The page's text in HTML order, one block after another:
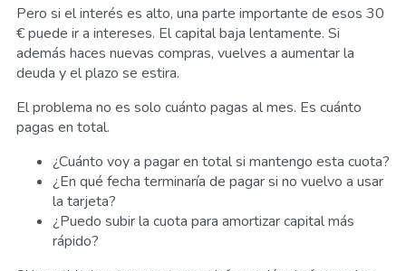
Pero si el interés es alto, una parte importante de esos 30
€ puede ir a intereses. El capital baja lentamente. Si
además haces nuevas compras, vuelves a aumentar la
deuda y el plazo se estira.
El problema no es solo cuánto pagas al mes. Es cuánto
pagas en total.
¿Cuánto voy a pagar en total si mantengo esta cuota?
¿En qué fecha terminaría de pagar si no vuelvo a usar
la tarjeta?
¿Puedo subir la cuota para amortizar capital más
rápido?